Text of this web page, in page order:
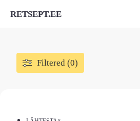
RETSEPT.EE
Filtered (0)